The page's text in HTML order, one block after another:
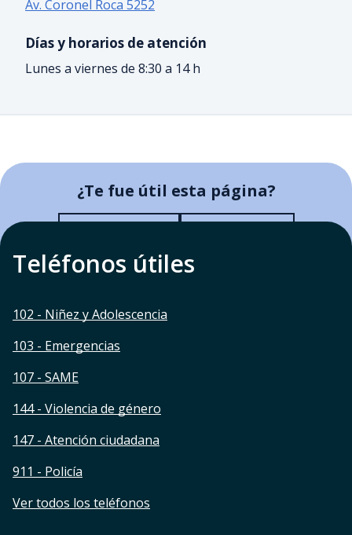
Av. Coronel Roca 5252
Días y horarios de atención
Lunes a viernes de 8:30 a 14 h
¿Te fue útil esta página?
¿Te fue útil esta página?
Teléfonos útiles
102 - Niñez y Adolescencia
103 - Emergencias
107 - SAME
144 - Violencia de género
147 - Atención ciudadana
911 - Policía
Ver todos los teléfonos